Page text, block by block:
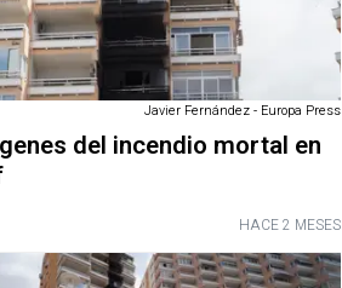
Javier Fernández - Europa Press
del incendio mortal en
HACE 2 MESES